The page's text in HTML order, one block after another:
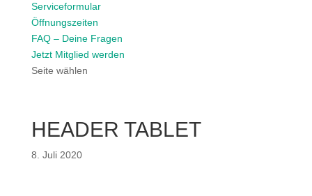
Serviceformular
Öffnungszeiten
FAQ – Deine Fragen
Jetzt Mitglied werden
Seite wählen
HEADER TABLET
8. Juli 2020